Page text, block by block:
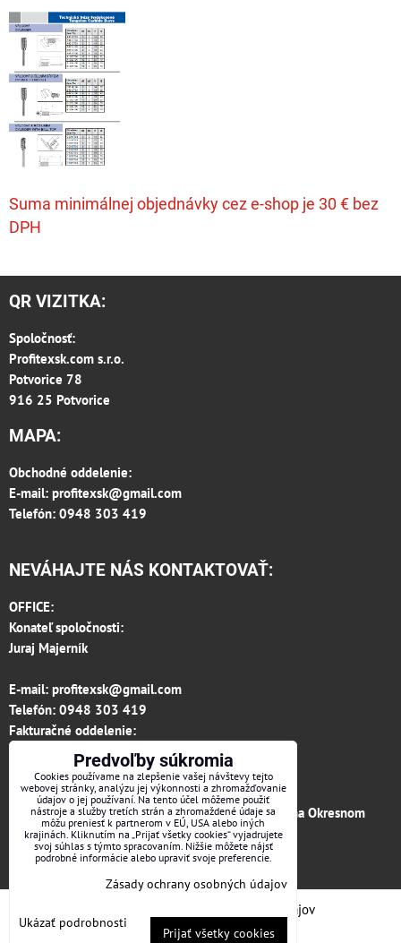
Suma minimálnej objednávky cez e-shop je 30 € bez
DPH
QR VIZITKA:
Spoločnosť:
Profitexsk.com s.r.o.
Potvorice 78
916 25 Potvorice
MAPA:
Obchodné oddelenie:
E-mail: profitexsk@gmail.com
Telefón: 0948 303 419
NEVÁHAJTE NÁS KONTAKTOVAŤ:
OFFICE:
Konateľ spoločnosti:
Juraj Majerník
E-mail: profitexsk@gmail.com
Telefón: 0948 303 419
Fakturačné oddelenie:
invoice.profitexsk@gmail.com
IČO: 36313157
IČ DPH: SK 2020182615
Firma je zapísaná v obchodnom registri vedenom na Okresnom
súde v Trenčíne, vložka č.12066/R odd. s.r.o.
Zásady ochrany osobných údajov
Predvoľby súkromia
Cookies používame na zlepšenie vašej návštevy tejto
webovej stránky, analýzu jej výkonnosti a zhromažďovanie
údajov o jej používaní. Na tento účel môžeme použiť
nástroje a služby tretích strán a zhromaždené údaje sa
môžu preniesť k partnerom v EÚ, USA alebo iných
krajinách. Kliknutím na „Prijať všetky cookies“ vyjadrujete
svoj súhlas s týmto spracovaním. Nižšie môžete nájsť
podrobné informácie alebo upraviť svoje preferencie.
Zásady ochrany osobných údajov
Ukázať podrobnosti
Prijať všetky cookies